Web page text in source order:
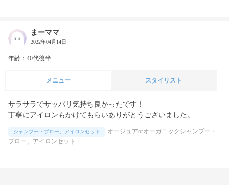
まーママ
2022年04月14日
年齢：40代後半
メニュー スタイリスト
サラサラでサッパリ気持ち良かったです！
丁寧にアイロンもかけてもらいありがとうございました。
シャンプー・ブロー、アイロンセット
オージュアorオーガニックシャンプー・
ブロー、アイロンセット